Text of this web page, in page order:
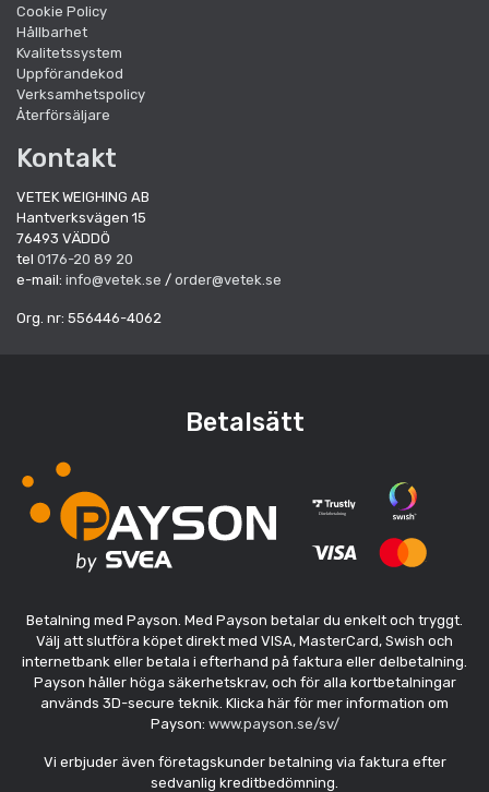
Cookie Policy
Hållbarhet
Kvalitetssystem
Uppförandekod
Verksamhetspolicy
Återförsäljare
Kontakt
VETEK WEIGHING AB
Hantverksvägen 15
76493 VÄDDÖ
tel 0176-20 89 20
e-mail: info@vetek.se / order@vetek.se
Org. nr: 556446-4062
Betalsätt
Betalning med Payson. Med Payson betalar du enkelt och tryggt.
Välj att slutföra köpet direkt med VISA, MasterCard, Swish och
internetbank eller betala i efterhand på faktura eller delbetalning.
Payson håller höga säkerhetskrav, och för alla kortbetalningar
används 3D-secure teknik. Klicka här för mer information om
Payson: www.payson.se/sv/
Vi erbjuder även företagskunder betalning via faktura efter
sedvanlig kreditbedömning.